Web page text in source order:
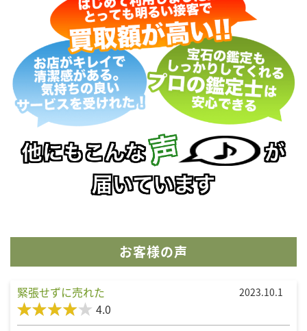
お客様の声
緊張せずに売れた
4.0
2023.10.1